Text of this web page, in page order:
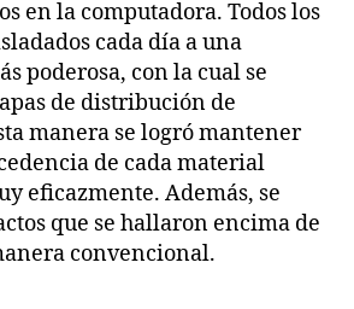
en la computadora. Todos los
cada día a una
poderosa, con la cual se
de distribución de
manera se logró mantener
de cada material
eficazmente. Además, se
que se hallaron encima de
convencional.